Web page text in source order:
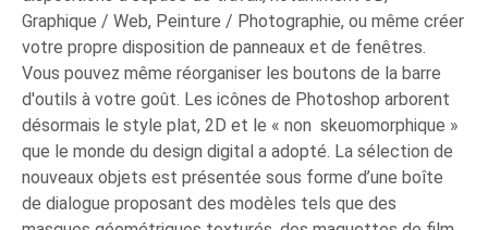
Graphique / Web, Peinture / Photographie, ou même créer
votre propre disposition de panneaux et de fenêtres.
Vous pouvez même réorganiser les boutons de la barre
d'outils à votre goût. Les icônes de Photoshop arborent
désormais le style plat, 2D et le « non skeuomorphique »
que le monde du design digital a adopté. La sélection de
nouveaux objets est présentée sous forme d’une boîte
de dialogue proposant des modèles tels que des